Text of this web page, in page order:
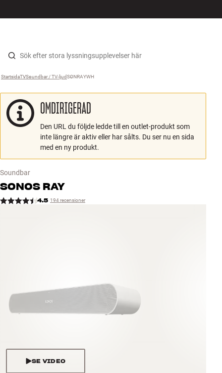
Hopp til innhold
Högtalare
Hörlurar
Surround
TV
System
Kablar
NYHETER
Hitta Butik
Startsida ›
TV ›
Soundbar / TV-ljud ›
SONRAYWH
OMDIRIGERAD
Den URL du följde ledde till en outlet-produkt som
inte längre är aktiv eller har sålts. Du ser nu en sida
med en ny produkt.
Soundbar
SONOS RAY
4.5 194 recensioner
SE VIDEO